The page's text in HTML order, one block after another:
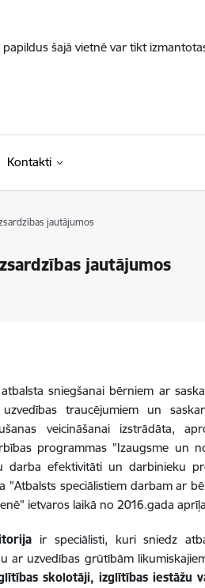
šajā vietnē var tikt
Kontakti
jautājumos
jautājumos
sniegšanai bērniem ar
traucējumiem un
veicināšanai izstrādāta,
programmas "Izaugsme un
darba efektivitāti un darbinieku
"Atbalsts speciālistiem darbam ar
ietvaros laikā no 2016.gada
ir speciālisti, kuri sniedz
uzvedības grūtībām
skolotāji, izglītības iestāžu